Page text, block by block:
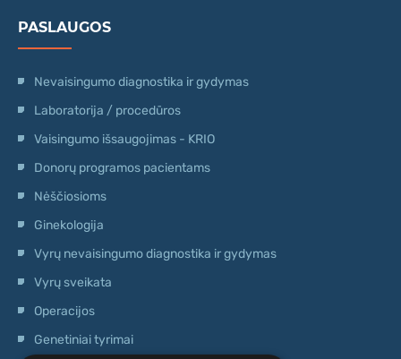
PASLAUGOS
Nevaisingumo diagnostika ir gydymas
Laboratorija / procedūros
Vaisingumo išsaugojimas - KRIO
Donorų programos pacientams
Nėščiosioms
Ginekologija
Vyrų nevaisingumo diagnostika ir gydymas
Vyrų sveikata
Operacijos
Genetiniai tyrimai